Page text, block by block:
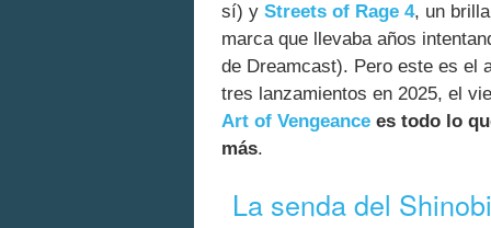
sí) y Streets of Rage 4, un
marca que llevaba años
de Dreamcast). Pero este es el
tres lanzamientos en 2025, el
Art of Vengeance es todo lo
más.
La senda del